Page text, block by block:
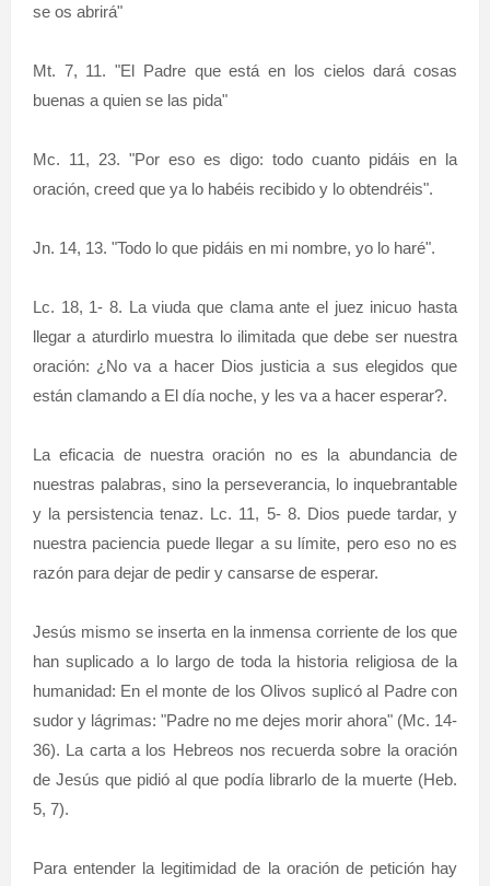
se os abrirá"
Mt. 7, 11. "El Padre que está en los cielos dará cosas
buenas a quien se las pida"
Mc. 11, 23. "Por eso es digo: todo cuanto pidáis en la
oración, creed que ya lo habéis recibido y lo obtendréis".
Jn. 14, 13. "Todo lo que pidáis en mi nombre, yo lo haré".
Lc. 18, 1- 8. La viuda que clama ante el juez inicuo hasta
llegar a aturdirlo muestra lo ilimitada que debe ser nuestra
oración: ¿No va a hacer Dios justicia a sus elegidos que
están clamando a El día noche, y les va a hacer esperar?.
La eficacia de nuestra oración no es la abundancia de
nuestras palabras, sino la perseverancia, lo inquebrantable
y la persistencia tenaz. Lc. 11, 5- 8. Dios puede tardar, y
nuestra paciencia puede llegar a su límite, pero eso no es
razón para dejar de pedir y cansarse de esperar.
Jesús mismo se inserta en la inmensa corriente de los que
han suplicado a lo largo de toda la historia religiosa de la
humanidad: En el monte de los Olivos suplicó al Padre con
sudor y lágrimas: "Padre no me dejes morir ahora" (Mc. 14-
36). La carta a los Hebreos nos recuerda sobre la oración
de Jesús que pidió al que podía librarlo de la muerte (Heb.
5, 7).
Para entender la legitimidad de la oración de petición hay